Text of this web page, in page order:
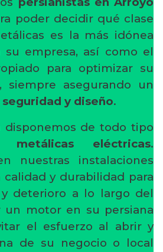
poder decidir qué clase
es la más idónea
su empresa, así como el
para optimizar su
siempre asegurando un
seguridad y diseño.
disponemos de todo tipo
metálicas eléctricas.
nuestras instalaciones
y durabilidad para
deterioro a lo largo del
un motor en su persiana
el esfuerzo al abrir y
de su negocio o local